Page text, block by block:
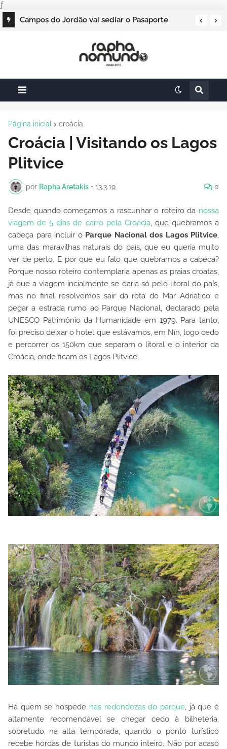
ƒ
Campos do Jordão vai sediar o Pasaporte
Página inicial croácia
Croácia | Visitando os Lagos
Plitvice
por Rapha Aretakis • 13.3.19 0
Desde quando começamos a rascunhar o roteiro da nossa
viagem de 5 dias de carro pela Croácia, que quebramos a
cabeça para incluir o Parque Nacional dos Lagos Plitvice,
uma das maravilhas naturais do país, que eu queria muito
ver de perto. E por que eu falo que quebramos a cabeça?
Porque nosso roteiro contemplaria apenas as praias croatas,
já que a viagem incialmente se daria só pelo litoral do país,
mas no final resolvemos sair da rota do Mar Adriático e
pegar a estrada rumo ao Parque Nacional, declarado pela
UNESCO Patrimônio da Humanidade em 1979. Para tanto,
foi preciso deixar o hotel que estávamos, em Nín, logo cedo
e percorrer os 150km que separam o litoral e o interior da
Croácia, onde ficam os Lagos Plitvice.
Há quem se hospede nas redondezas do parque, já que é
altamente recomendável se chegar cedo à bilheteria,
sobretudo na alta temporada, quando o ponto turístico
recebe hordas de turistas do mundo inteiro. Não por acaso